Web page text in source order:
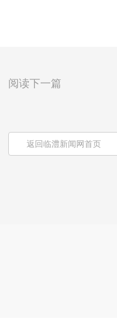
阅读下一篇
返回临澧新闻网首页